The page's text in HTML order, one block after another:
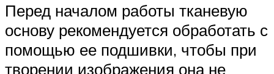
Перед началом работы тканевую
основу рекомендуется обработать с
помощью ее подшивки, чтобы при
творении изображения она не